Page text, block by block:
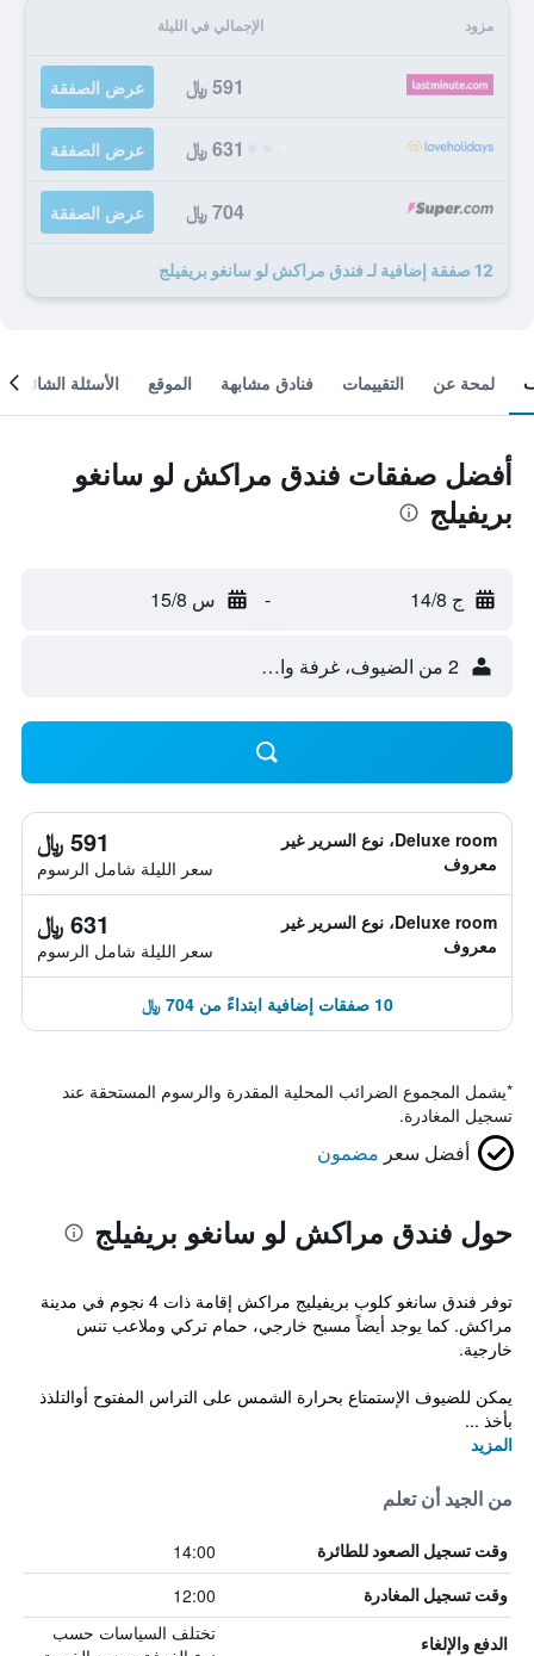
مزود الإجمالي في الليلة
591 ﷼ عرض الصفقة
631 ﷼ عرض الصفقة
704 ﷼ عرض الصفقة
12 صفقة إضافية لـ فندق مراكش لو سانغو بريفيلج
لمحة عن التقييمات فنادق مشابهة الموقع الأسئلة الشائعة
أفضل صفقات فندق مراكش لو سانغو
بريفيلج
ج 14/8 - س 15/8
2 من الضيوف، غرفة واحدة
Deluxe room، نوع السرير غير
معروف
591 ﷼
سعر الليلة شامل الرسوم
Deluxe room، نوع السرير غير
معروف
631 ﷼
سعر الليلة شامل الرسوم
10 صفقات إضافية ابتداءً من 704 ﷼
*يشمل المجموع الضرائب المحلية المقدرة والرسوم المستحقة عند
تسجيل المغادرة.
أفضل سعر مضمون
حول فندق مراكش لو سانغو بريفيلج
توفر فندق سانغو كلوب بريفيليج مراكش إقامة ذات 4 نجوم في مدينة
مراكش. كما يوجد أيضاً مسبح خارجي، حمام تركي وملاعب تنس
خارجية.
يمكن للضيوف الإستمتاع بحرارة الشمس على التراس المفتوح أوالتلذذ
بأخذ ...
المزيد
من الجيد أن تعلم
وقت تسجيل الصعود للطائرة 14:00
وقت تسجيل المغادرة 12:00
الدفع والإلغاء
تختلف السياسات حسب